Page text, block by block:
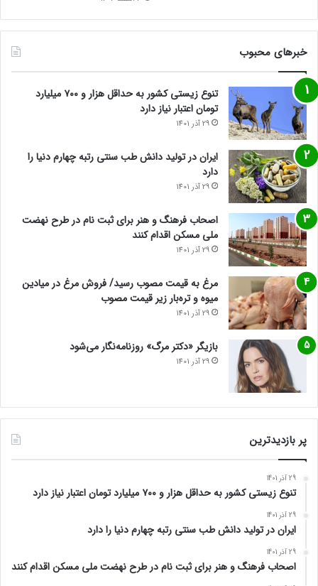
خبرهای محبوب
تنوع زیستی کشور به حداقل هزار و ۷۰۰ میلیارد
تومان اعتبار نیاز دارد
29 آذر 1401
ایران در تولید دانش طب سنتی رتبه چهارم دنیا را
دارد
29 آذر 1401
اصحاب فرهنگ و هنر برای ثبت نام در طرح نهضت
ملی مسکن اقدام کنند
29 آذر 1401
مرغ به قیمت مصوب رسید/ فروش مرغ در میادین
میوه و تره‌بار زیر قیمت مصوب
29 آذر 1401
بازیگر «دکتر مرگ» روزنامه‌نگار می‌شود
29 آذر 1401
پر بازدیدترین
29 آذر 1401
تنوع زیستی کشور به حداقل هزار و ۷۰۰ میلیارد تومان اعتبار نیاز دارد
29 آذر 1401
ایران در تولید دانش طب سنتی رتبه چهارم دنیا را دارد
29 آذر 1401
اصحاب فرهنگ و هنر برای ثبت نام در طرح نهضت ملی مسکن اقدام کنند